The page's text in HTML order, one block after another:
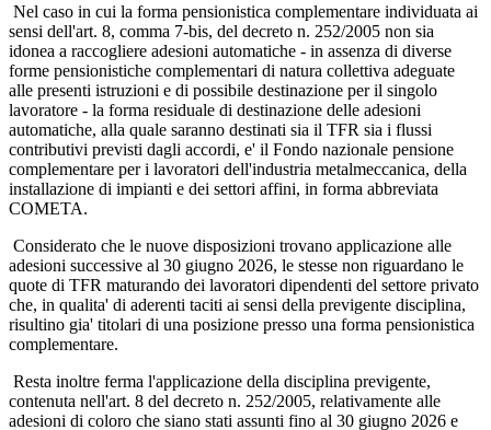
Nel caso in cui la forma pensionistica complementare individuata ai
sensi dell'art. 8, comma 7-bis, del decreto n. 252/2005 non sia
idonea a raccogliere adesioni automatiche - in assenza di diverse
forme pensionistiche complementari di natura collettiva adeguate
alle presenti istruzioni e di possibile destinazione per il singolo
lavoratore - la forma residuale di destinazione delle adesioni
automatiche, alla quale saranno destinati sia il TFR sia i flussi
contributivi previsti dagli accordi, e' il Fondo nazionale pensione
complementare per i lavoratori dell'industria metalmeccanica, della
installazione di impianti e dei settori affini, in forma abbreviata
COMETA.
Considerato che le nuove disposizioni trovano applicazione alle
adesioni successive al 30 giugno 2026, le stesse non riguardano le
quote di TFR maturando dei lavoratori dipendenti del settore privato
che, in qualita' di aderenti taciti ai sensi della previgente disciplina,
risultino gia' titolari di una posizione presso una forma pensionistica
complementare.
Resta inoltre ferma l'applicazione della disciplina previgente,
contenuta nell'art. 8 del decreto n. 252/2005, relativamente alle
adesioni di coloro che siano stati assunti fino al 30 giugno 2026 e